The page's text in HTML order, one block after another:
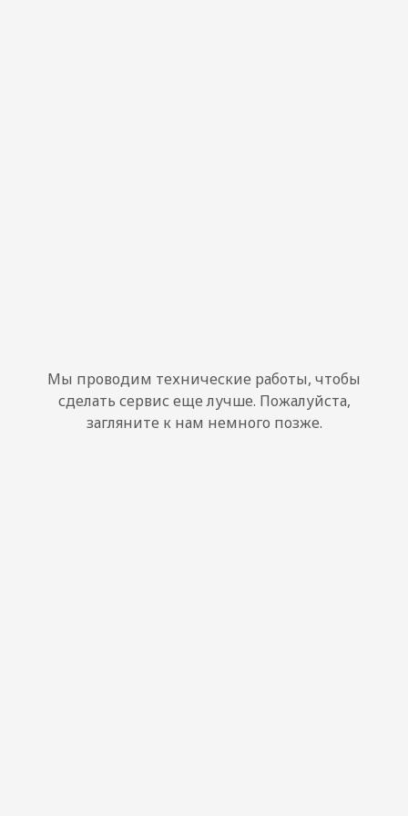
Мы проводим технические работы, чтобы
сделать сервис еще лучше. Пожалуйста,
загляните к нам немного позже.